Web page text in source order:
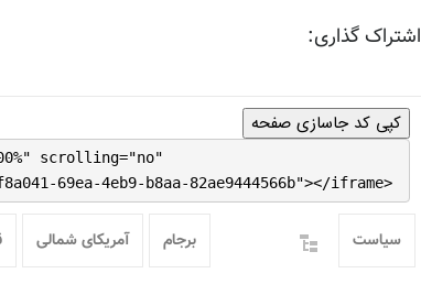
اشتراک گذاری:
کپی کد جاسازی صفحه
scrolling="no"
69ea-4eb9-b8aa-82ae9444566b"></iframe>
برجام آمریکای شمالی سیاست